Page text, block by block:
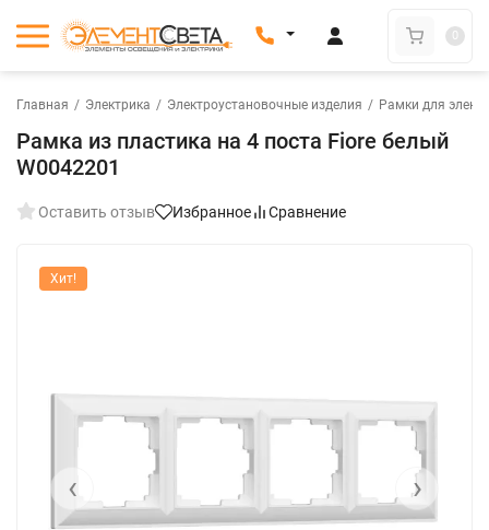
0
Главная / Электрика / Электроустановочные изделия / Рамки для
Рамка из пластика на 4 поста Fiore белый
W0042201
Оставить отзыв Избранное Сравнение
Хит!
‹ ›